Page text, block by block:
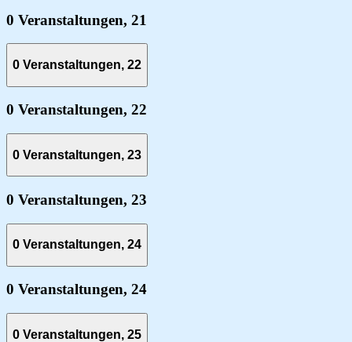
0 Veranstaltungen, 21
0 Veranstaltungen, 22
0 Veranstaltungen, 22
0 Veranstaltungen, 23
0 Veranstaltungen, 23
0 Veranstaltungen, 24
0 Veranstaltungen, 24
0 Veranstaltungen, 25